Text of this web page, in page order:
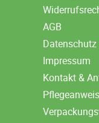
AGB
Datenschutz
Impressum
Kontakt &